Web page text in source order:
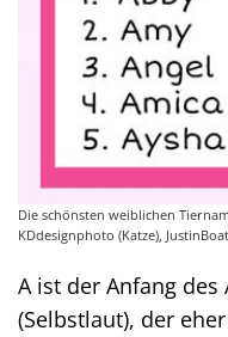
Die schönsten weiblichen
KDdesignphoto (Katze),
A ist der Anfang
(Selbstlaut), der eher